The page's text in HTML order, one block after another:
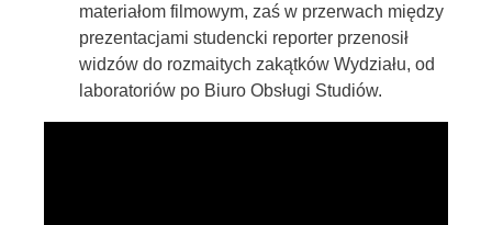
materiałom filmowym, zaś w przerwach między
prezentacjami studencki reporter przenosił
widzów do rozmaitych zakątków Wydziału, od
laboratoriów po Biuro Obsługi Studiów.